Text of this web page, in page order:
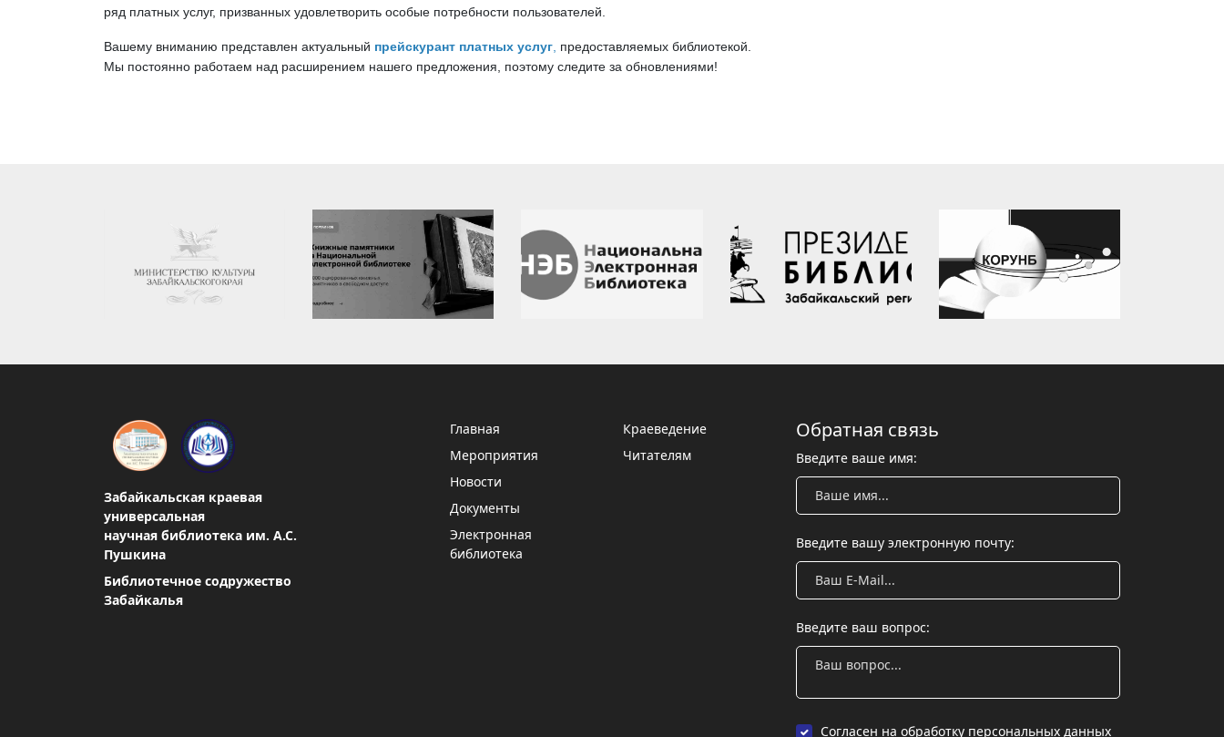
ряд платных услуг, призванных удовлетворить особые потребности пользователей.
Вашему вниманию представлен актуальный прейскурант платных услуг предоставляемых библиотекой.
Мы постоянно работаем над расширением нашего предложения, поэтому следите за обновлениями!
Забайкальская краевая
универсальная
научная библиотека им. А.С.
Пушкина
Библиотечное содружество
Забайкалья
Главная
Мероприятия
Новости
Документы
Электронная
библиотека
Краеведение
Читателям
Обратная связь
Введите ваше имя:
Введите вашу электронную почту:
Введите ваш вопрос:
Согласен на обработку персональных данных